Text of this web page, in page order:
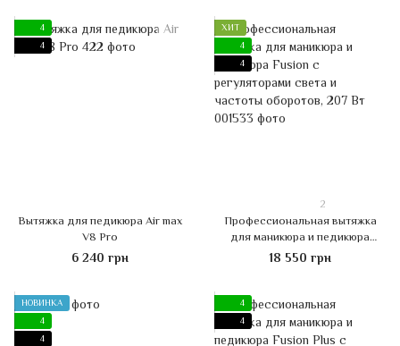
4
4
Вытяжка для педикюра Air max
V8 Pro
6 240 грн
ХИТ
4
4
2
Профессиональная вытяжка
для маникюра и педикюра
Fusion с регуляторами света и
частоты оборотов, 207 Вт
18 550 грн
НОВИНКА
4
4
4
4